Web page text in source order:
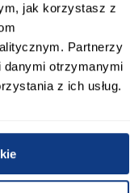
jak korzystasz z
Partnerzy
danymi otrzymanymi
z ich usług.
Zobacz więcej >